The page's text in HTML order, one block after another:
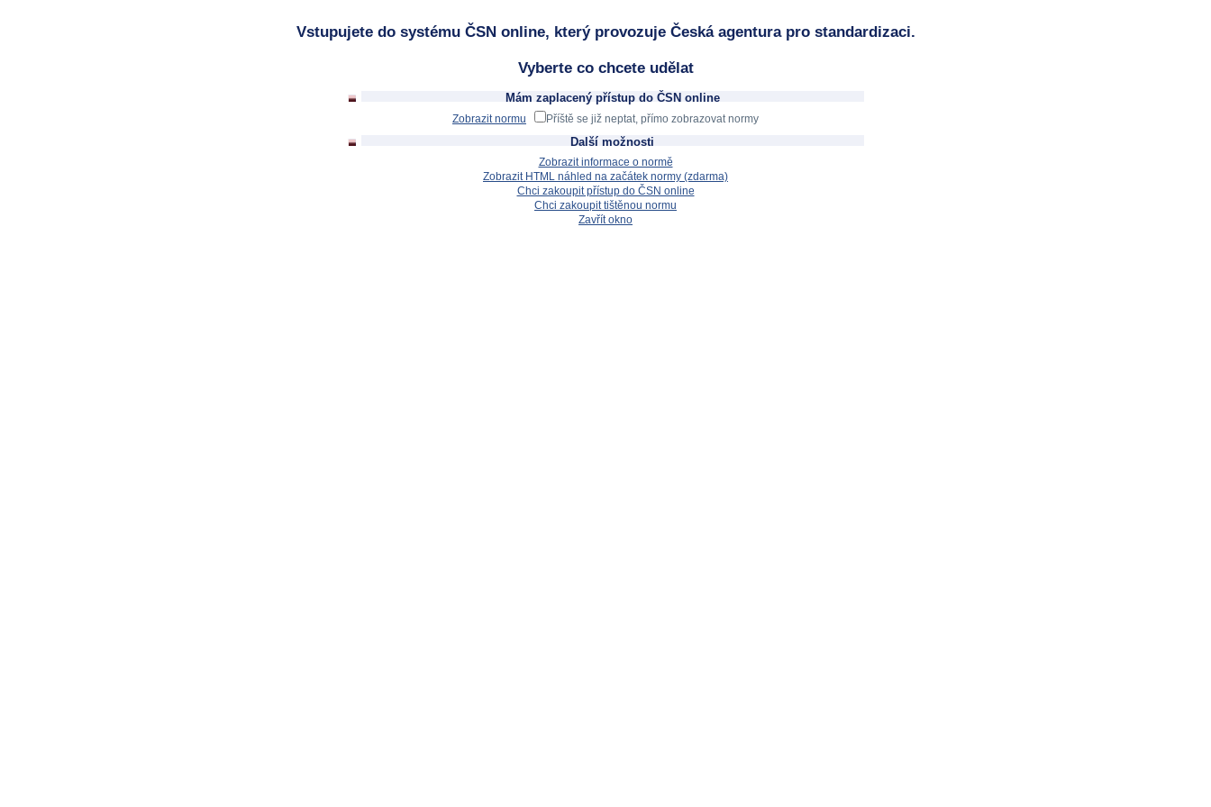
Vstupujete do systému ČSN online, který provozuje Česká agentura pro standardizaci.
Vyberte co chcete udělat
Mám zaplacený přístup do ČSN online
Zobrazit normu Příště se již neptat, přímo zobrazovat normy
Další možnosti
Zobrazit informace o normě
Zobrazit HTML náhled na začátek normy (zdarma)
Chci zakoupit přístup do ČSN online
Chci zakoupit tištěnou normu
Zavřít okno